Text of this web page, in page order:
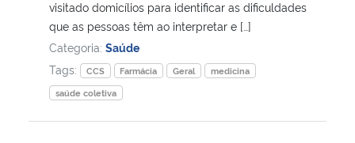
visitado domicílios para identificar as dificuldades
que as pessoas têm ao interpretar e […]
Categoria: Saúde
Tags:
CCS Farmácia Geral
medicina
saúde coletiva